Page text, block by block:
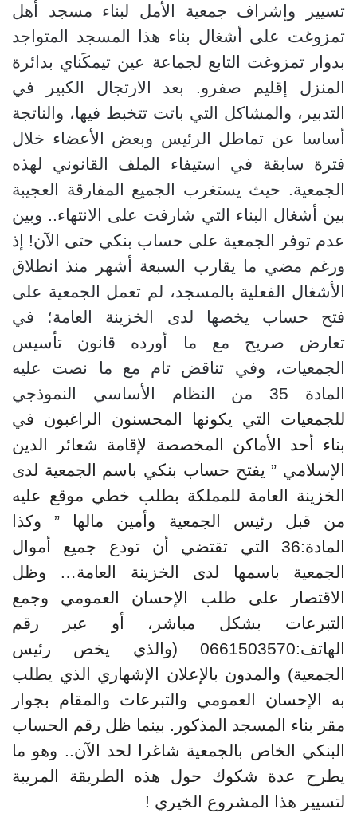
تسيير وإشراف جمعية الأمل لبناء مسجد أهل
تمزوغت على أشغال بناء هذا المسجد المتواجد
بدوار تمزوغت التابع لجماعة عين تيمكَناي بدائرة
المنزل إقليم صفرو. بعد الارتجال الكبير في
التدبير، والمشاكل التي باتت تتخبط فيها، والناتجة
أساسا عن تماطل الرئيس وبعض الأعضاء خلال
فترة سابقة في استيفاء الملف القانوني لهذه
الجمعية. حيث يستغرب الجميع المفارقة العجيبة
بين أشغال البناء التي شارفت على الانتهاء.. وبين
عدم توفر الجمعية على حساب بنكي حتى الآن! إذ
ورغم مضي ما يقارب السبعة أشهر منذ انطلاق
الأشغال الفعلية بالمسجد، لم تعمل الجمعية على
فتح حساب يخصها لدى الخزينة العامة؛ في
تعارض صريح مع ما أورده قانون تأسيس
الجمعيات، وفي تناقض تام مع ما نصت عليه
المادة 35 من النظام الأساسي النموذجي
للجمعيات
التي يكونها المحسنون الراغبون في
بناء أحد الأماكن المخصصة لإقامة شعائر
الدين
الإسلامي ” يفتح حساب بنكي باسم الجمعية لدى
الخزينة العامة للمملكة بطلب خطي موقع عليه
من قبل رئيس الجمعية وأمين مالها ” وكذا
المادة:36 التي
تقتضي أن تودع جميع أموال
الجمعية باسمها لدى الخزينة العامة… وظل
الاقتصار على طلب الإحسان العمومي وجمع
التبرعات بشكل مباشر، أو عبر رقم
الهاتف:0661503570 (والذي يخص رئيس
الجمعية) والمدون بالإعلان الإشهاري الذي يطلب
به الإحسان العمومي والتبرعات والمقام بجوار
مقر بناء المسجد المذكور. بينما ظل رقم الحساب
البنكي الخاص بالجمعية شاغرا لحد الآن.. وهو ما
يطرح عدة شكوك حول هذه الطريقة المريبة
لتسيير هذا المشروع الخيري !